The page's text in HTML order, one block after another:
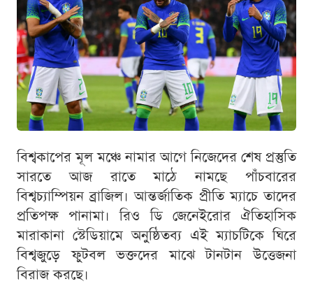
বিশ্বকাপের মূল মঞ্চে নামার আগে নিজেদের শেষ প্রস্তুতি
সারতে আজ রাতে মাঠে নামছে পাঁচবারের
বিশ্বচ্যাম্পিয়ন ব্রাজিল। আন্তর্জাতিক প্রীতি ম্যাচে তাদের
প্রতিপক্ষ পানামা। রিও ডি জেনেইরোর ঐতিহাসিক
মারাকানা স্টেডিয়ামে অনুষ্ঠিতব্য এই ম্যাচটিকে ঘিরে
বিশ্বজুড়ে ফুটবল ভক্তদের মাঝে টানটান উত্তেজনা
বিরাজ করছে।